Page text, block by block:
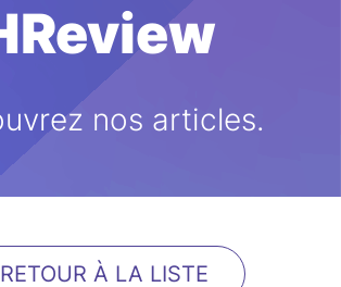
nos articles.
RETOUR À LA LISTE